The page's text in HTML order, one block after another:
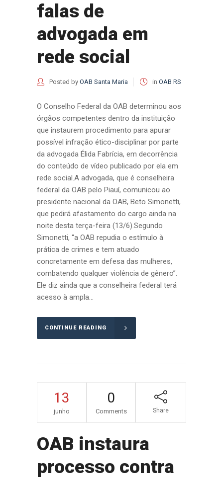
falas de
advogada em
rede social
Posted by OAB Santa Maria in OAB RS
O Conselho Federal da OAB determinou aos
órgãos competentes dentro da instituição
que instaurem procedimento para apurar
possível infração ético-disciplinar por parte
da advogada Élida Fabrícia, em decorrência
do conteúdo de vídeo publicado por ela em
rede social.A advogada, que é conselheira
federal da OAB pelo Piauí, comunicou ao
presidente nacional da OAB, Beto Simonetti,
que pedirá afastamento do cargo ainda na
noite desta terça-feira (13/6).Segundo
Simonetti, “a OAB repudia o estímulo à
prática de crimes e tem atuado
concretamente em defesa das mulheres,
combatendo qualquer violência de gênero”.
Ele diz ainda que a conselheira federal terá
acesso à ampla...
CONTINUE READING
13
junho
0
Comments Share
OAB instaura
processo contra